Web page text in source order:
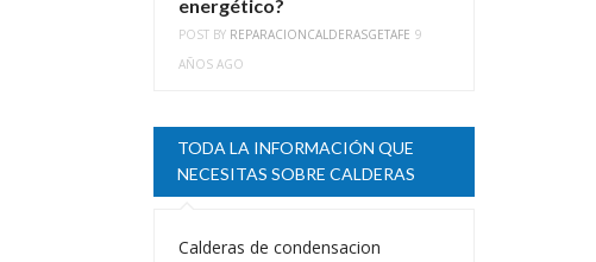
energético?
POST BY REPARACIONCALDERASGETAFE 9
AÑOS AGO
TODA LA INFORMACIÓN QUE
NECESITAS SOBRE CALDERAS
Calderas de condensacion